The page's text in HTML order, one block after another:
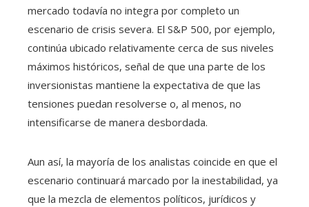
mercado todavía no integra por completo un
escenario de crisis severa. El S&P 500, por ejemplo,
continúa ubicado relativamente cerca de sus niveles
máximos históricos, señal de que una parte de los
inversionistas mantiene la expectativa de que las
tensiones puedan resolverse o, al menos, no
intensificarse de manera desbordada.
Aun así, la mayoría de los analistas coincide en que el
escenario continuará marcado por la inestabilidad, ya
que la mezcla de elementos políticos, jurídicos y